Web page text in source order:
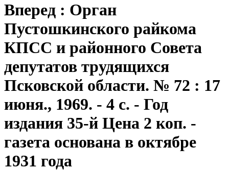
Вперед : Орган
Пустошкинского райкома
КПСС и районного Совета
депутатов трудящихся
Псковской области. № 72 : 17
июня., 1969. - 4 с. - Год
издания 35-й Цена 2 коп. -
газета основана в октябре
1931 года